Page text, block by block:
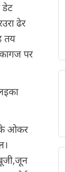
ढेर
तय
पर
के ओकर